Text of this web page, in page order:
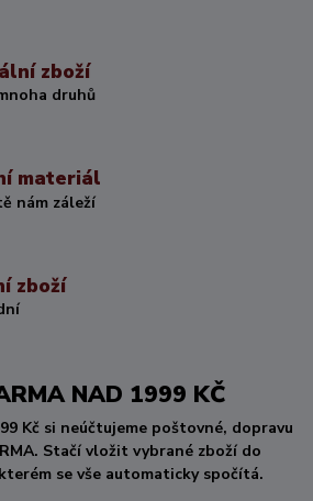
zboží
druhů
materiál
nám záleží
zboží
NAD 1999 KČ
Kč si neúčtujeme poštovné, dopravu
Stačí vložit vybrané zboží do
se vše automaticky spočítá.